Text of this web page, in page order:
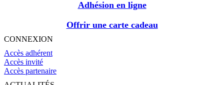
Adhésion en ligne
Offrir une carte cadeau
CONNEXION
Accès adhérent
Accès invité
Accès partenaire